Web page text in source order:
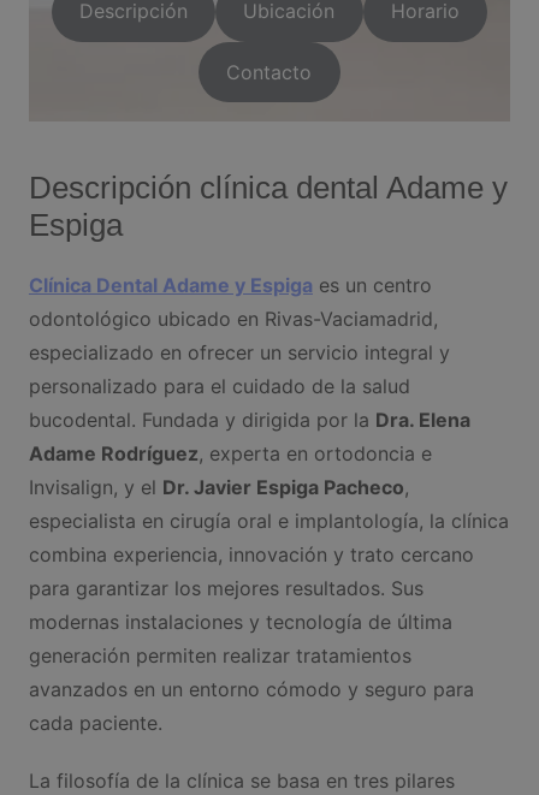
Descripción Ubicación Horario
Contacto
Descripción clínica dental Adame y
Espiga
Clínica Dental Adame y Espiga es un centro
odontológico ubicado en Rivas-Vaciamadrid,
especializado en ofrecer un servicio integral y
personalizado para el cuidado de la salud
bucodental. Fundada y dirigida por la Dra. Elena
Adame Rodríguez, experta en ortodoncia e
Invisalign, y el Dr. Javier Espiga Pacheco,
especialista en cirugía oral e implantología, la clínica
combina experiencia, innovación y trato cercano
para garantizar los mejores resultados. Sus
modernas instalaciones y tecnología de última
generación permiten realizar tratamientos
avanzados en un entorno cómodo y seguro para
cada paciente.
La filosofía de la clínica se basa en tres pilares